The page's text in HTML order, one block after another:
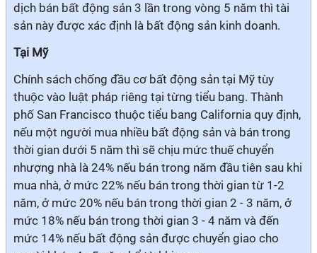
dịch bán bất động sản 3 lần trong vòng 5 năm thì tài
sản này được xác định là bất động sản kinh doanh.
Tại Mỹ
Chính sách chống đầu cơ bất động sản tại Mỹ tùy
thuộc vào luật pháp riêng tại từng tiểu bang. Thành
phố San Francisco thuộc tiểu bang California quy định,
nếu một người mua nhiều bất động sản và bán trong
thời gian dưới 5 năm thì sẽ chịu mức thuế chuyển
nhượng nhà là 24% nếu bán trong năm đầu tiên sau khi
mua nhà, ở mức 22% nếu bán trong thời gian từ 1-2
năm, ở mức 20% nếu bán trong thời gian 2 - 3 năm, ở
mức 18% nếu bán trong thời gian 3 - 4 năm và đến
mức 14% nếu bất động sản được chuyển giao cho